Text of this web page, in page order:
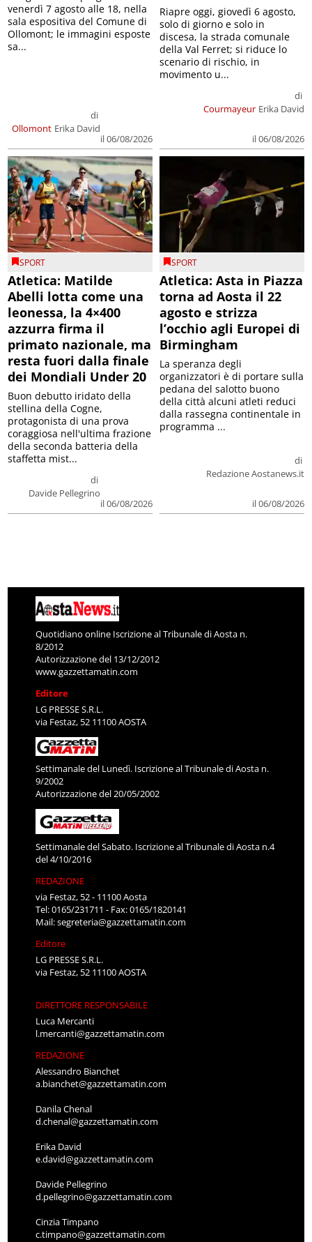
Ollomont
di
Erika David
il 06/08/2026
venerdì 7 agosto alle 18, nella
sala espositiva del Comune di
Ollomont; le immagini esposte
sa...
Courmayeur
di
Erika David
il 06/08/2026
Riapre oggi, giovedì 6 agosto,
solo di giorno e solo in
discesa, la strada comunale
della Val Ferret; si riduce lo
scenario di rischio, in
movimento u...
SPORT
Atletica: Matilde
Abelli lotta come una
leonessa, la 4×400
azzurra firma il
primato nazionale, ma
resta fuori dalla finale
dei Mondiali Under 20
di
Davide Pellegrino
il 06/08/2026
Buon debutto iridato della
stellina della Cogne,
protagonista di una prova
coraggiosa nell'ultima frazione
della seconda batteria della
staffetta mist...
SPORT
Atletica: Asta in Piazza
torna ad Aosta il 22
agosto e strizza
l’occhio agli Europei di
Birmingham
di
Redazione Aostanews.it
il 06/08/2026
La speranza degli
organizzatori è di portare sulla
pedana del salotto buono
della città alcuni atleti reduci
dalla rassegna continentale in
programma ...
Quotidiano online Iscrizione al Tribunale di Aosta n.
8/2012
Autorizzazione del 13/12/2012
www.gazzettamatin.com
Editore
LG PRESSE S.R.L.
via Festaz, 52 11100 AOSTA
Settimanale del Lunedì. Iscrizione al Tribunale di Aosta n.
9/2002
Autorizzazione del 20/05/2002
Settimanale del Sabato. Iscrizione al Tribunale di Aosta n.4
del 4/10/2016
REDAZIONE
via Festaz, 52 - 11100 Aosta
Tel: 0165/231711 - Fax: 0165/1820141
Mail:segreteria@gazzettamatin.com
Editore
LG PRESSE S.R.L.
via Festaz, 52 11100 AOSTA
DIRETTORE RESPONSABILE
Luca Mercanti
l.mercanti@gazzettamatin.com
REDAZIONE
Alessandro Bianchet
a.bianchet@gazzettamatin.com
Danila Chenal
d.chenal@gazzettamatin.com
Erika David
e.david@gazzettamatin.com
Davide Pellegrino
d.pellegrino@gazzettamatin.com
Cinzia Timpano
c.timpano@gazzettamatin.com